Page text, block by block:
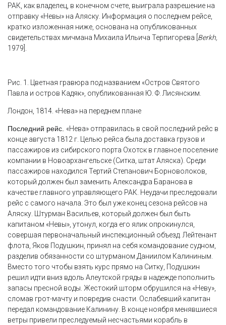
РАК, как владелец, в конечном счете, выиграла разрешение на
отправку «Невы» на Аляску. Информация о последнем рейсе,
кратко изложенная ниже, основана на опубликованных
свидетельствах мичмана Михаила Ильича Терпигорева [ Berkh,
1979].
Рис. 1. Цветная гравюра под названием «Остров Святого
Павла и остров Кадяк», опубликованная Ю. Ф. Лисянским.
Лондон, 1814. «Нева» на переднем плане
Последний рейс. «Нева» отправилась в свой последний рейс в
конце августа 1812 г. Целью рейса была доставка грузов и
пассажиров из сибирского порта Охотск в главное поселение
компании в Новоархангельске (Ситка, штат Аляска). Среди
пассажиров находился Тертий Степанович Борноволоков,
который должен был заменить Александра Баранова в
качестве главного управляющего РАК. Неудачи преследовали
рейс с самого начала. Это был уже конец сезона рейсов на
Аляску. Штурман Васильев, который должен был быть
капитаном «Невы», утонул, когда его ялик опрокинулся,
совершая первоначальный инспекционный объезд. Лейтенант
флота, Яков Подушкин, принял на себя командование судном,
разделив обязанности со штурманом Даниилом Калининым.
Вместо того чтобы взять курс прямо на Ситку, Подушкин
решил идти вниз вдоль Алеутской гряды в надежде пополнить
запасы пресной воды. Жестокий шторм обрушился на «Неву»,
сломав грот-мачту и повредив снасти. Ослабевший капитан
передал командование Калинину. В конце ноября менявшиеся
ветры привели преследуемый несчастьями корабль в